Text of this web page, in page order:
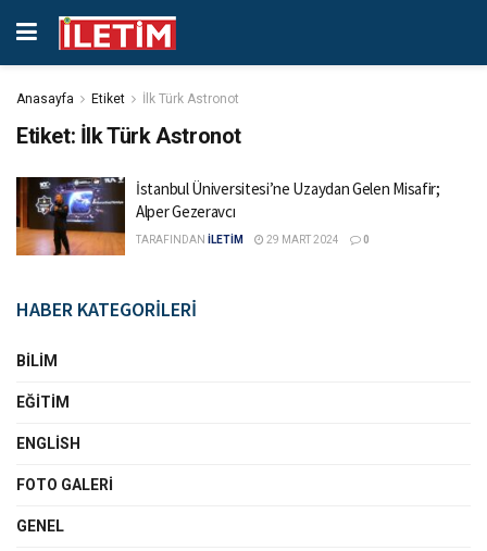
Anasayfa Etiket İlk Türk Astronot
Etiket: İlk Türk Astronot
İstanbul Üniversitesi’ne Uzaydan Gelen Misafir;
Alper Gezeravcı
TARAFINDAN İLETİM 29 MART 2024 0
HABER KATEGORİLERİ
BILIM
EĞITIM
ENGLISH
FOTO GALERI
GENEL